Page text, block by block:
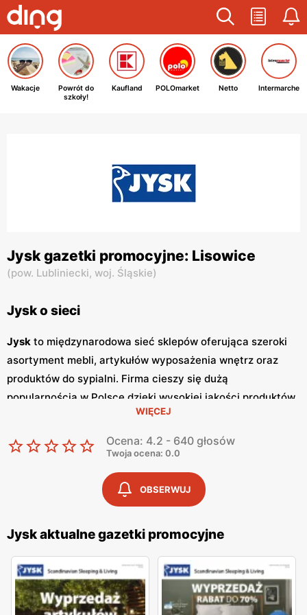
Wakacje
Powrót do
szkoły!
Kaufland POLOmarket Netto Intermarche
Jysk gazetki promocyjne: Lisowice
(pow. Lubliniecki, woj. Śląskie)
Jysk o sieci
Jysk to międzynarodowa sieć sklepów oferująca szeroki
asortyment mebli, artykułów wyposażenia wnętrz oraz
produktów do sypialni. Firma cieszy się dużą
popularnością w Polsce dzięki wysokiej jakości produktów,
nowoczesnemu designowi oraz atrakcyjnym
. Klienci cenią sobie również częste promocje
umożliwiają zakup wyjątkowych mebli i dodatków w
korzystnych cenach. Jednym z kluczowych elementów
strategii marketingowejJysksą regularnie wydawane
.Gazetkite prezentują najnowsze
oferty specjalne, nowości produktowe oraz sezonowe
wyprzedaże, dzięki czemu klienci mogą planować swoje
zakupy i korzystać z wyjątkowych okazji cenowych. Są
one dostępne zarówno w formie papierowej w sklepach,
jak i online, co umożliwia łatwy dostęp do aktualnych ofert.
WIĘCEJ
Ocena: 4.2 - 640 głosów
Twoja ocena: 0.0
OBSERWUJ
Jysk aktualne gazetki promocyjne